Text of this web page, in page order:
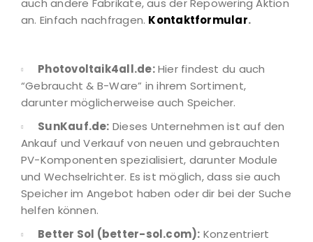
auch andere Fabrikate, aus der Repowering Aktion
an. Einfach nachfragen. Kontaktformular.
Photovoltaik4all.de:Hier findest du auch
“Gebraucht & B-Ware” in ihrem Sortiment,
darunter möglicherweise auch Speicher.
SunKauf.de: Dieses Unternehmen ist auf den
Ankauf und Verkauf von neuen und gebrauchten
PV-Komponenten spezialisiert, darunter Module
und Wechselrichter. Es ist möglich, dass sie auch
Speicher im Angebot haben oder dir bei der Suche
helfen können.
Better Sol (better-sol.com): Konzentriert